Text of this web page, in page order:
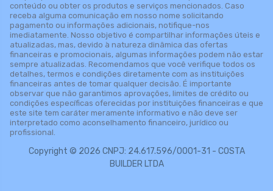
conteúdo ou obter os produtos e serviços mencionados. Caso
receba alguma comunicação em nosso nome solicitando
pagamento ou informações adicionais, notifique-nos
imediatamente. Nosso objetivo é compartilhar informações úteis e
atualizadas, mas, devido à natureza dinâmica das ofertas
financeiras e promocionais, algumas informações podem não estar
sempre atualizadas. Recomendamos que você verifique todos os
detalhes, termos e condições diretamente com as instituições
financeiras antes de tomar qualquer decisão. É importante
observar que não garantimos aprovações, limites de crédito ou
condições específicas oferecidas por instituições financeiras e que
este site tem caráter meramente informativo e não deve ser
interpretado como aconselhamento financeiro, jurídico ou
profissional.
Copyright © 2026 CNPJ: 24.617.596/0001-31 - COSTA
BUILDER LTDA